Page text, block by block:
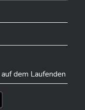
dem Laufenden
sur Play Store